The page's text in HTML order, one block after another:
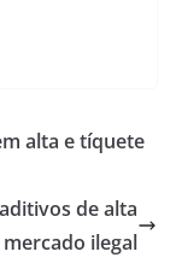
alta e tíquete
de alta
ilegal